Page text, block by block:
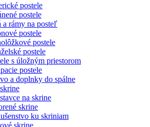
postele
postele
a rámy na posteľ
postele
postele
postele
s úložným priestorom
postele
a doplnky do spálne
na skrine
skrine
ku skriniam
skrine